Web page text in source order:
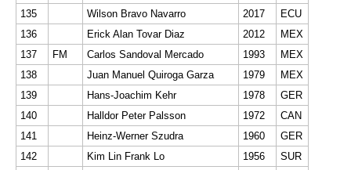
135
Wilson Bravo Navarro 2017
ECU
136
Erick Alan Tovar Diaz 2012
MEX
137
FM Carlos Sandoval Mercado 1993
MEX
138
Juan Manuel Quiroga Garza 1979
MEX
139
Hans-Joachim Kehr 1978
GER
140
Halldor Peter Palsson 1972
CAN
141
Heinz-Werner Szudra 1960
GER
142
Kim Lin Frank Lo 1956
SUR